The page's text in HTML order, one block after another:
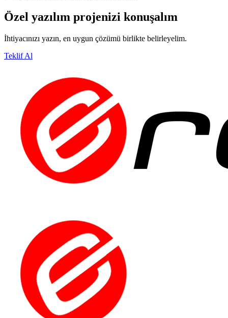
Özel yazılım projenizi konuşalım
İhtiyacınızı yazın, en uygun çözümü birlikte belirleyelim.
Teklif Al